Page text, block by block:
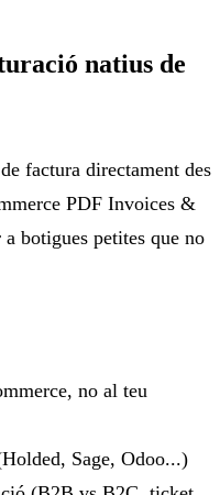
natius de
factura directament des
PDF Invoices &
botigues petites que no
no al teu
Sage, Odoo...)